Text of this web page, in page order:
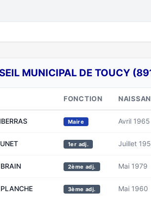
MUNICIPAL DE TOUCY
FONCTION
Maire Avril 1965
1er adj. Juillet
2ème adj. Mai 1979
3ème adj. Mai 1960